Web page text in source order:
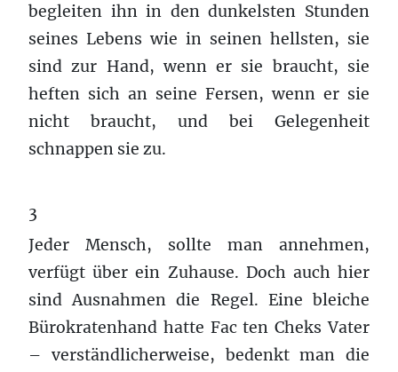
begleiten ihn in den dunkelsten Stunden
seines Lebens wie in seinen hellsten, sie
sind zur Hand, wenn er sie braucht, sie
heften sich an seine Fersen, wenn er sie
nicht braucht, und bei Gelegenheit
schnappen sie zu.
3
Jeder Mensch, sollte man annehmen,
verfügt über ein Zuhause. Doch auch hier
sind Ausnahmen die Regel. Eine bleiche
Bürokratenhand hatte Fac ten Cheks Vater
– verständlicherweise, bedenkt man die